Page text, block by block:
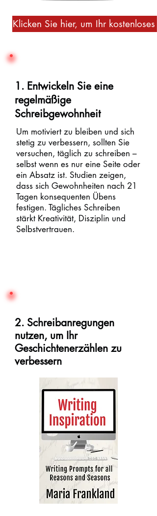
Klicken Sie hier, um Ihr
1. Entwickeln Sie eine
regelmäßige
Schreibgewohnheit
Um motiviert zu bleiben und sich
stetig zu verbessern, sollten Sie
versuchen, täglich zu schreiben –
selbst wenn es nur eine Seite oder
ein Absatz ist. Studien zeigen,
dass sich Gewohnheiten nach 21
Tagen konsequenten Übens
festigen. Tägliches Schreiben
stärkt Kreativität, Disziplin und
Selbstvertrauen.
2. Schreibanregungen
nutzen, um Ihr
Geschichtenerzählen zu
verbessern